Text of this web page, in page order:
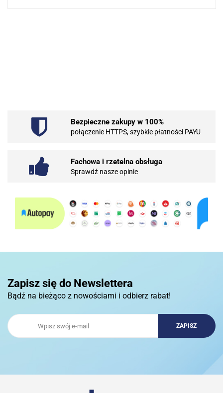
101 INC
Bezpieczne zakupy w 100%
połączenie HTTPS, szybkie płatności PAYU
Fachowa i rzetelna obsługa
Sprawdź nasze opinie
Zapisz się do Newslettera
Bądź na bieżąco z nowościami i odbierz rabat!